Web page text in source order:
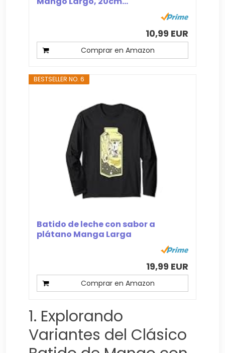
10,99 EUR
Comprar en Amazon
BESTSELLER NO. 6
Batido de leche con sabor a
plátano Manga Larga
19,99 EUR
Comprar en Amazon
1. Explorando
Variantes del Clásico